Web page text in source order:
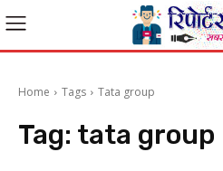
Home Tags Tata group
Tag: tata group